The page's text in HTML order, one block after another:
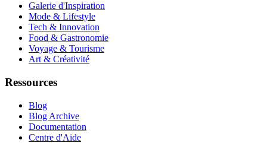
Galerie d'Inspiration
Mode & Lifestyle
Tech & Innovation
Food & Gastronomie
Voyage & Tourisme
Art & Créativité
Ressources
Blog
Blog Archive
Documentation
Centre d'Aide